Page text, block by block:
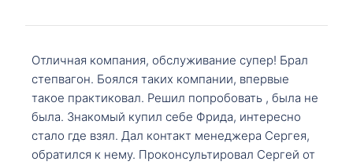
Отличная компания, обслуживание супер! Брал
степвагон. Боялся таких компании, впервые
такое практиковал. Решил попробовать , была не
была. Знакомый купил себе Фрида, интересно
стало где взял. Дал контакт менеджера Сергея,
обратился к нему. Проконсультировал Сергей от